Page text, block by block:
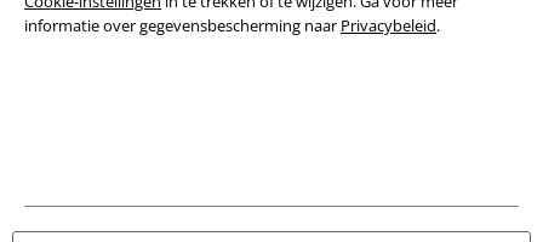
informatie over gegevensbescherming naar Privacybeleid.